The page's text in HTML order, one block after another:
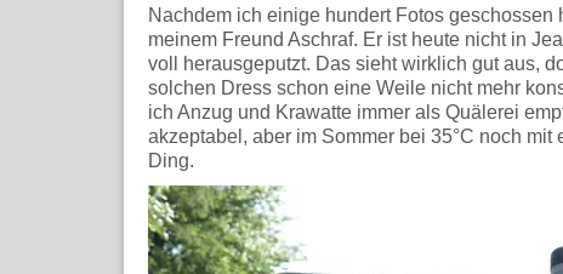
Nachdem ich einige hundert Fotos
meinem Freund Aschraf. Er ist heute nicht in
voll herausgeputzt. Das sieht wirklich gut aus,
solchen Dress schon eine Weile nicht mehr
ich Anzug und Krawatte immer als Quälerei
akzeptabel, aber im Sommer bei 35°C noch
Ding.